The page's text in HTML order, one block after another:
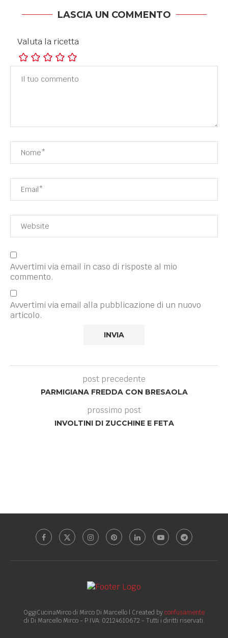
LASCIA UN COMMENTO
Valuta la ricetta
Avvertimi via email in caso di risposte al mio
commento.
Avvertimi via email alla pubblicazione di un nuovo
articolo.
post precedente
PARMIGIANA FREDDA CON BRESAOLA
prossimo post
INVOLTINI DI ZUCCHINE E FETA
OggiCucinaMirco di Mirco Di Marcello | Created byconfusamente
di Di Marcello Mirco - P.IVA: 02124610672 - Tutti i diritti riservati.